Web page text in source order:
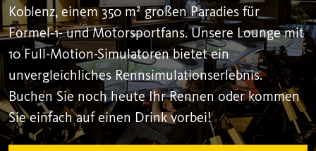
Koblenz, einem 350 m² großen Paradies für
Formel-1- und Motorsportfans. Unsere Lounge mit
10 Full-Motion-Simulatoren bietet ein
unvergleichliches Rennsimulationserlebnis.
Buchen Sie noch heute Ihr Rennen oder kommen
Sie einfach auf einen Drink vorbei!